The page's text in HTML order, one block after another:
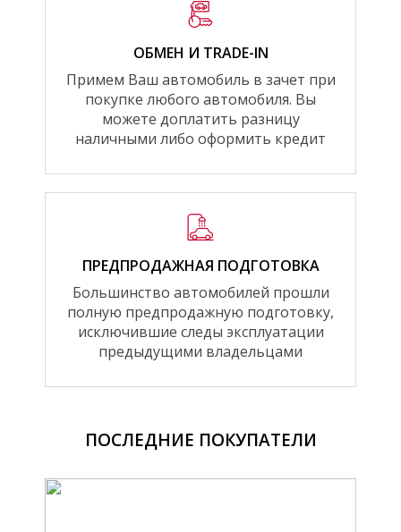
ОБМЕН И TRADE-IN
Примем Ваш автомобиль в зачет при
покупке любого автомобиля. Вы
можете доплатить разницу
наличными либо оформить кредит
ПРЕДПРОДАЖНАЯ ПОДГОТОВКА
Большинство автомобилей прошли
полную предпродажную подготовку,
исключившие следы эксплуатации
предыдущими владельцами
ПОСЛЕДНИЕ ПОКУПАТЕЛИ